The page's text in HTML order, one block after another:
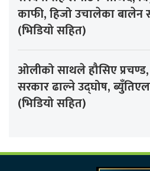
काफी, हिजो उचालेका बालेन
(भिडियो सहित)
ओलीको साथले हौसिए
सरकार ढाल्ने उद्घोष,
(भिडियो सहित)